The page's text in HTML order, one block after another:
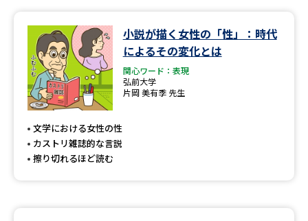
小説が描く女性の「性」：時代
によるその変化とは
関心ワード：表現
弘前大学
片岡 美有季 先生
文学における女性の性
カストリ雑誌的な言説
擦り切れるほど読む